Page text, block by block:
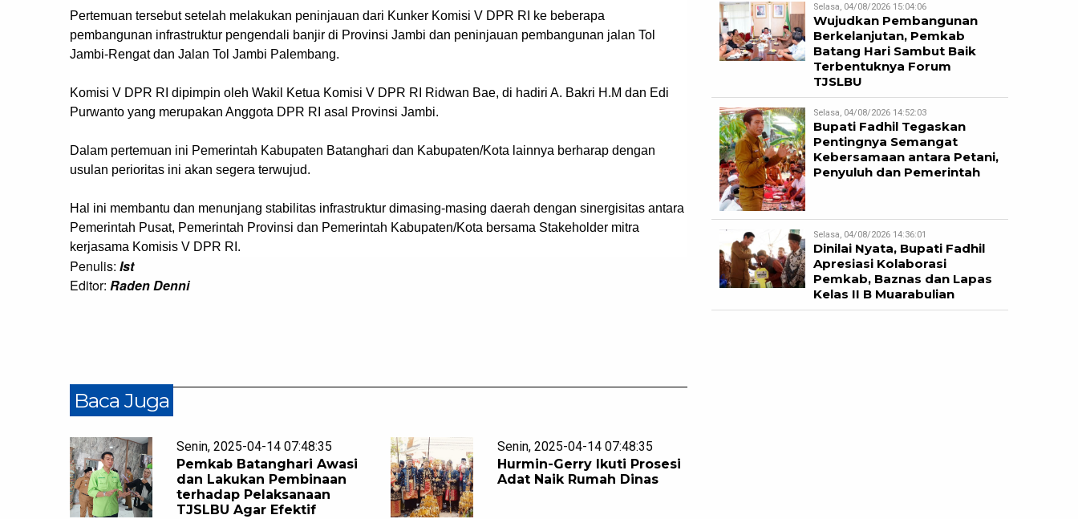
Pertemuan tersebut setelah melakukan peninjauan dari Kunker Komisi V DPR RI ke beberapa
pembangunan infrastruktur pengendali banjir di Provinsi Jambi dan peninjauan pembangunan jalan Tol
Jambi-Rengat dan Jalan Tol Jambi Palembang.
Komisi V DPR RI dipimpin oleh Wakil Ketua Komisi V DPR RI Ridwan Bae, di hadiri A. Bakri H.M dan Edi
Purwanto yang merupakan Anggota DPR RI asal Provinsi Jambi.
Dalam pertemuan ini Pemerintah Kabupaten Batanghari dan Kabupaten/Kota lainnya berharap dengan
usulan perioritas ini akan segera terwujud.
Hal ini membantu dan menunjang stabilitas infrastruktur dimasing-masing daerah dengan sinergisitas antara
Pemerintah Pusat, Pemerintah Provinsi dan Pemerintah Kabupaten/Kota bersama Stakeholder mitra
kerjasama Komisis V DPR RI.
Penulis: Ist
Editor: Raden Denni
Baca Juga
Senin, 2025-04-14 07:48:35
Pemkab Batanghari Awasi
dan Lakukan Pembinaan
terhadap Pelaksanaan
TJSLBU Agar Efektif
Senin, 2025-04-14 07:48:35
Hurmin-Gerry Ikuti Prosesi
Adat Naik Rumah Dinas
Selasa, 04/08/2026 15:04:06
Wujudkan Pembangunan
Berkelanjutan, Pemkab
Batang Hari Sambut Baik
Terbentuknya Forum
TJSLBU
Selasa, 04/08/2026 14:52:03
Bupati Fadhil Tegaskan
Pentingnya Semangat
Kebersamaan antara Petani,
Penyuluh dan Pemerintah
Selasa, 04/08/2026 14:36:01
Dinilai Nyata, Bupati Fadhil
Apresiasi Kolaborasi
Pemkab, Baznas dan Lapas
Kelas II B Muarabulian